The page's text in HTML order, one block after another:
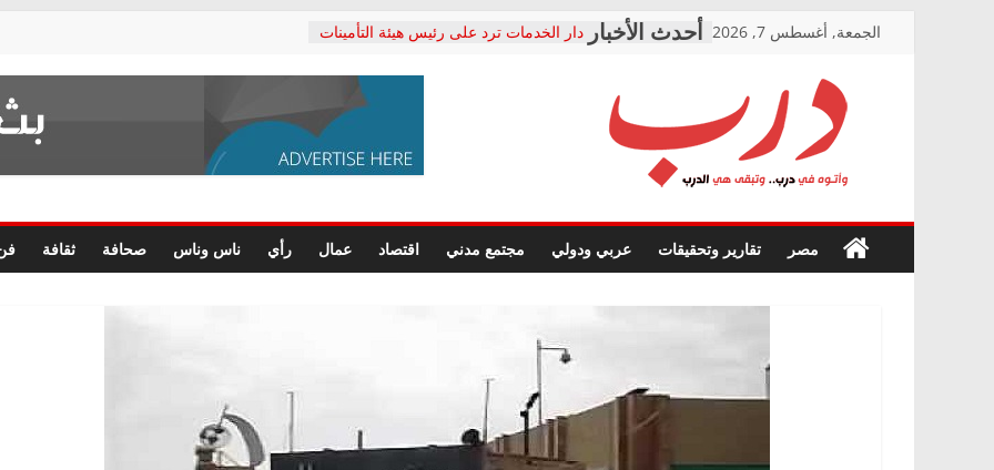
الجمعة, أغسطس 7, 2026
دار الخدمات ترد على رئيس هيئة التأمينات
معاناة أصحاب المعاشات.. ونطالب بكشف
فرحات سليمان يكتب: القطاع الصحي إلى
حزب التحالف الشعبي يطلق لجنة “الحق
صور .. اعتماد الرسومات النهائية للقرار
الوزاري لمدينة الصحفيين.. وانتهاء أعمال
إنشاء المبنى الإداري
قرينة البراءة وضمانات المحاكمة العادلة
حق أصيل
درب
في
درب..
مصر تقارير وتحقيقات عربي ودولي مجتمع مدني اقتصاد عمال رأي ناس وناس صحافة ثقافة